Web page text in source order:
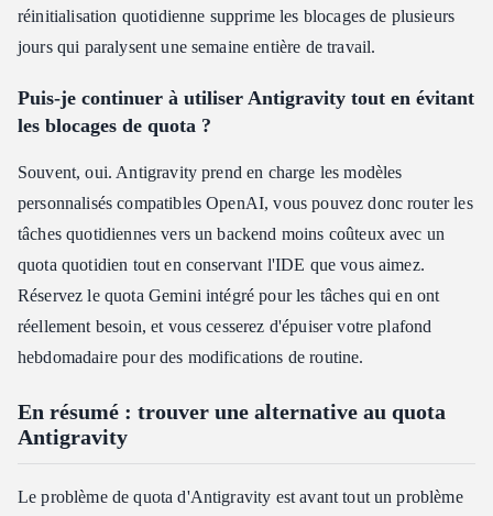
réinitialisation quotidienne supprime les blocages de plusieurs
jours qui paralysent une semaine entière de travail.
Puis-je continuer à utiliser Antigravity tout en évitant
les blocages de quota ?
Souvent, oui. Antigravity prend en charge les modèles
personnalisés compatibles OpenAI, vous pouvez donc router les
tâches quotidiennes vers un backend moins coûteux avec un
quota quotidien tout en conservant l'IDE que vous aimez.
Réservez le quota Gemini intégré pour les tâches qui en ont
réellement besoin, et vous cesserez d'épuiser votre plafond
hebdomadaire pour des modifications de routine.
En résumé : trouver une alternative au quota
Antigravity
Le problème de quota d'Antigravity est avant tout un problème